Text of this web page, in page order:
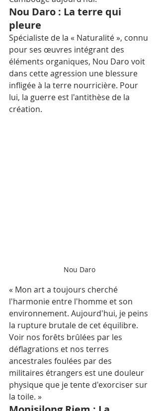
Nou Daro : La terre qui
pleure
Spécialiste de la « Naturalité », connu
pour ses œuvres intégrant des
éléments organiques, Nou Daro voit
dans cette agression une blessure
infligée à la terre nourricière. Pour
lui, la guerre est l'antithèse de la
création.
Nou Daro
« Mon art a toujours cherché
l'harmonie entre l'homme et son
environnement. Aujourd'hui, je peins
la rupture brutale de cet équilibre.
Voir nos forêts brûlées par les
déflagrations et nos terres
ancestrales foulées par des
militaires étrangers est une douleur
physique que je tente d'exorciser sur
la toile. »